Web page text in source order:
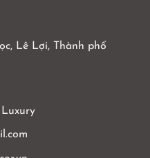
Lê Lợi, Thành phố